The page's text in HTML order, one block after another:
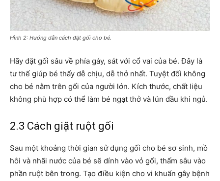
Hình 2: Hướng dẫn cách đặt gối cho bé.
Hãy đặt gối sâu về phía gáy, sát với cổ vai của bé. Đây là
tư thế giúp bé thấy dễ chịu, dễ thở nhất. Tuyệt đối không
cho bé nằm trên gối của người lớn. Kích thước, chất liệu
không phù hợp có thể làm bé ngạt thở và lún đầu khi ngủ.
2.3 Cách giặt ruột gối
Sau một khoảng thời gian sử dụng gối cho bé sơ sinh, mồ
hôi và nhãi nước của bé sẽ dính vào vỏ gối, thấm sâu vào
phần ruột bên trong. Tạo điều kiện cho vi khuẩn gây bệnh